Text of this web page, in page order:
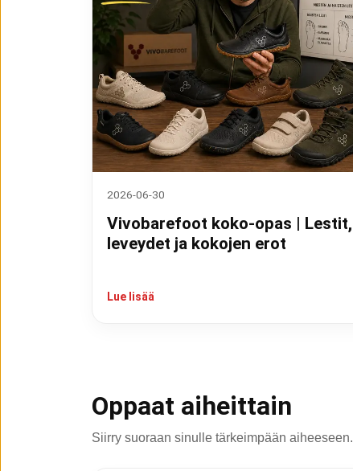
2026-06-30
Vivobarefoot koko-opas | Lestit,
leveydet ja kokojen erot
Lue lisää
Oppaat aiheittain
Siirry suoraan sinulle tärkeimpään aiheeseen.